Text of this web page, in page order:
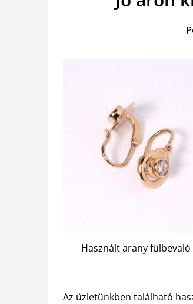
Használt arany fülbevaló
Az üzletünkben található